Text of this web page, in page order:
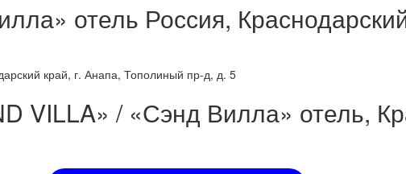
отель Россия,
край, г. Анапа, Тополиный пр-д, д. 5
VILLA» / «Сэнд Вилла» отель,